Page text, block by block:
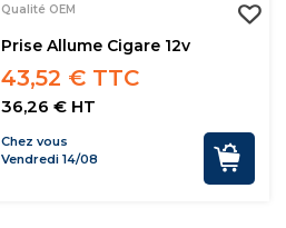
Qualité OEM
Prise Allume Cigare 12v
43,52 € TTC
36,26 € HT
Chez vous
Vendredi 14/08